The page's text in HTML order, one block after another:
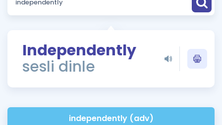
Puan Hesaplama
ÖSYM Sınav Takvimi
Kampanyalar
İngilizce Gramer
Independently
sesli dinle
independently (adv)